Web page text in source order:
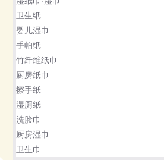
卫生纸
婴儿湿巾
手帕纸
竹纤维纸巾
厨房纸巾
擦手纸
湿厕纸
洗脸巾
厨房湿巾
卫生巾